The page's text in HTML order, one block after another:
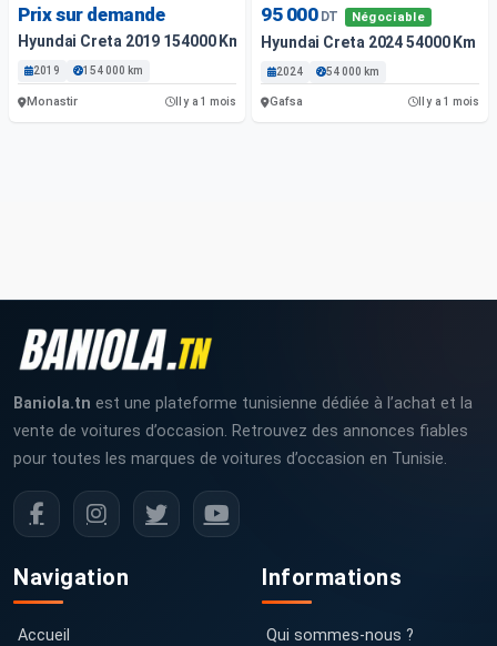
Prix sur demande
Hyundai Creta 2019 154000 Km
2019 154 000 km
Monastir Il y a 1 mois
95 000 DT Négociable
Hyundai Creta 2024 54000 Km
2024 54 000 km
Gafsa Il y a 1 mois
Baniola.tn est une plateforme tunisienne dédiée à l’achat et la
vente de voitures d’occasion. Retrouvez des annonces fiables
pour toutes les marques de voitures d’occasion en Tunisie.
Navigation
Accueil
Informations
Qui sommes-nous ?